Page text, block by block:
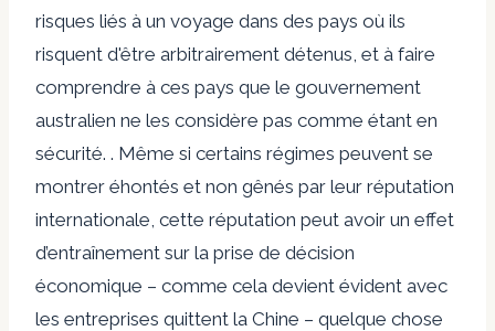
risques liés à un voyage dans des pays où ils
risquent d'être arbitrairement détenus, et à faire
comprendre à ces pays que le gouvernement
australien ne les considère pas comme étant en
sécurité. . Même si certains régimes peuvent se
montrer éhontés et non gênés par leur réputation
internationale, cette réputation peut avoir un effet
d’entraînement sur la prise de décision
économique – comme cela devient évident avec
les entreprises quittent la Chine – quelque chose